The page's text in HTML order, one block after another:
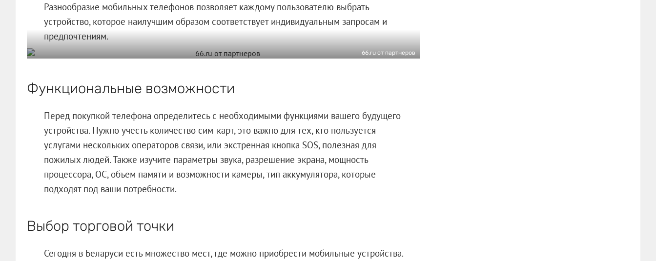
Разнообразие мобильных телефонов позволяет каждому пользователю выбрать
устройство, которое наилучшим образом соответствует индивидуальным запросам и
предпочтениям.
66.ru от партнеров
Функциональные возможности
Перед покупкой телефона определитесь с необходимыми функциями вашего будущего
устройства. Нужно учесть количество сим-карт, это важно для тех, кто пользуется
услугами нескольких операторов связи, или экстренная кнопка SOS, полезная для
пожилых людей. Также изучите параметры звука, разрешение экрана, мощность
процессора, ОС, объем памяти и возможности камеры, тип аккумулятора, которые
подходят под ваши потребности.
Выбор торговой точки
Сегодня в Беларуси есть множество мест, где можно приобрести мобильные устройства.